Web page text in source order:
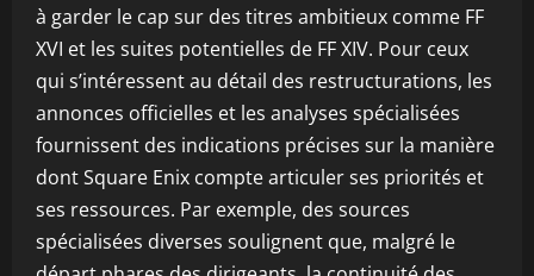
à garder le cap sur des titres ambitieux comme FF
XVI et les suites potentielles de FF XIV. Pour ceux
qui s’intéressent au détail des restructurations, les
annonces officielles et les analyses spécialisées
fournissent des indications précises sur la manière
dont Square Enix compte articuler ses priorités et
ses ressources. Par exemple, des sources
spécialisées diverses soulignent que, malgré le